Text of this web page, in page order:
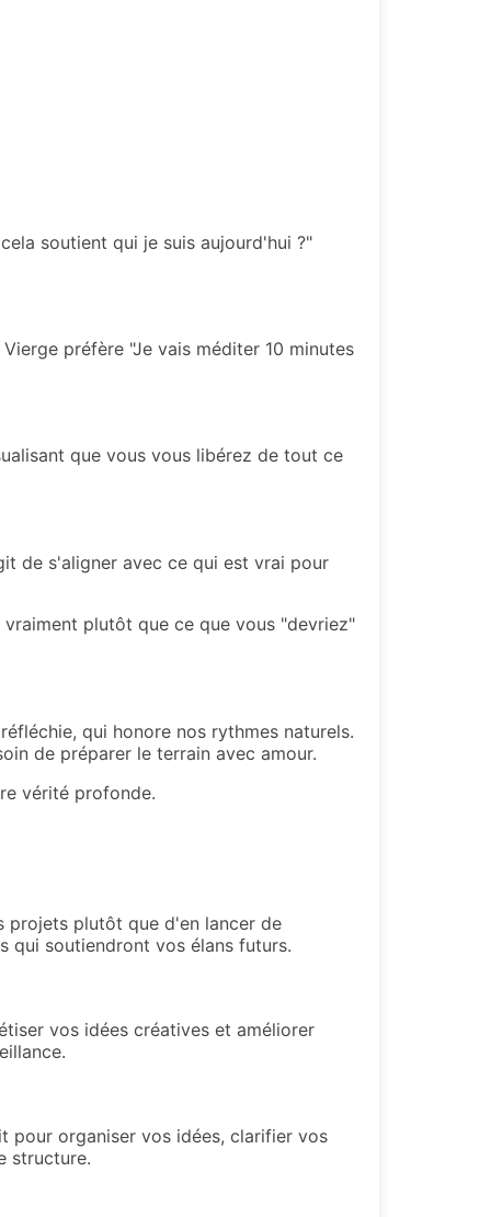
soutient qui je suis aujourd'hui ?"
préfère "Je vais méditer 10 minutes
que vous vous libérez de tout ce
de s'aligner avec ce qui est vrai pour
plutôt que ce que vous "devriez"
qui honore nos rythmes naturels.
de préparer le terrain avec amour.
vérité profonde.
projets plutôt que d'en lancer de
qui soutiendront vos élans futurs.
vos idées créatives et améliorer
pour organiser vos idées, clarifier vos
structure.